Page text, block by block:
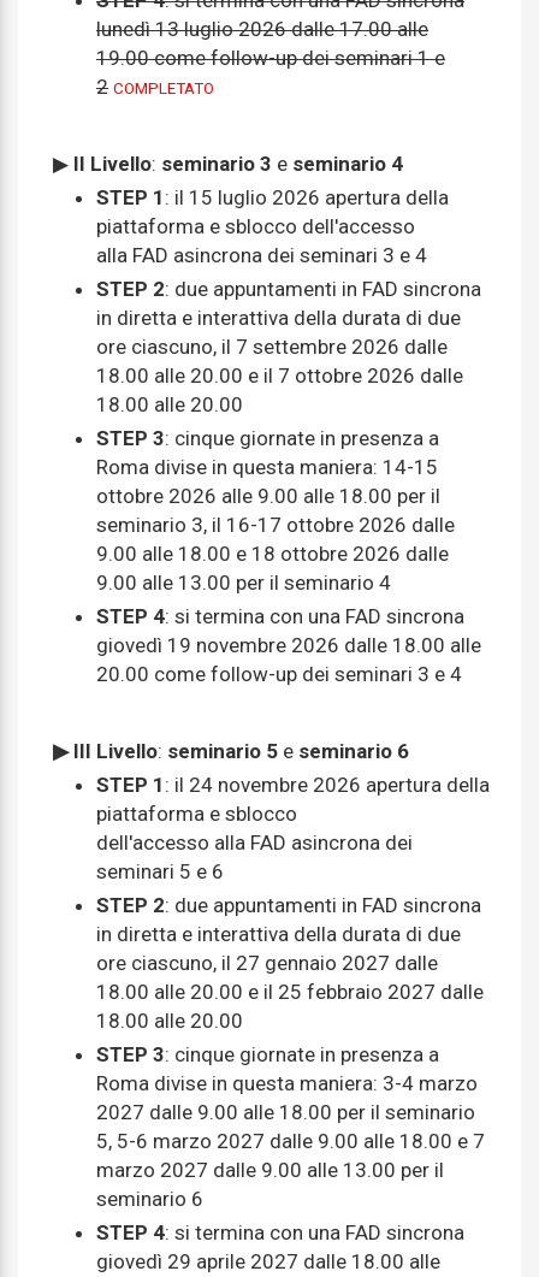
lunedì 13 luglio 2026 dalle 17.00 alle
19.00 come follow-up dei seminari 1 e
2 COMPLETATO
▶ II Livello: seminario 3 e seminario 4
STEP 1 : il 15 luglio 2026 apertura della
piattaforma e sblocco dell'accesso
alla FAD asincrona dei seminari 3 e 4
STEP 2: due appuntamenti in FAD sincrona
in diretta e interattiva della durata di due
ore ciascuno, il 7 settembre 2026 dalle
18.00 alle 20.00 e il 7 ottobre 2026 dalle
18.00 alle 20.00
STEP 3: cinque giornate in presenza a
Roma divise in questa maniera: 14-15
ottobre 2026 alle 9.00 alle 18.00 per il
seminario 3, il 16-17 ottobre 2026 dalle
9.00 alle 18.00 e 18 ottobre 2026 dalle
9.00 alle 13.00 per il seminario 4
STEP 4: si termina con una FAD sincrona
giovedì 19 novembre 2026 dalle 18.00 alle
20.00 come follow-up dei seminari 3 e 4
▶ III Livello: seminario 5 e seminario 6
STEP 1 : il 24 novembre 2026 apertura della
piattaforma e sblocco
dell'accesso alla FAD asincrona dei
seminari 5 e 6
STEP 2: due appuntamenti in FAD sincrona
in diretta e interattiva della durata di due
ore ciascuno, il 27 gennaio 2027 dalle
18.00 alle 20.00 e il 25 febbraio 2027 dalle
18.00 alle 20.00
STEP 3: cinque giornate in presenza a
Roma divise in questa maniera: 3-4 marzo
2027 dalle 9.00 alle 18.00 per il seminario
5, 5-6 marzo 2027 dalle 9.00 alle 18.00 e 7
marzo 2027 dalle 9.00 alle 13.00 per il
seminario 6
STEP 4: si termina con una FAD sincrona
giovedì 29 aprile 2027 dalle 18.00 alle